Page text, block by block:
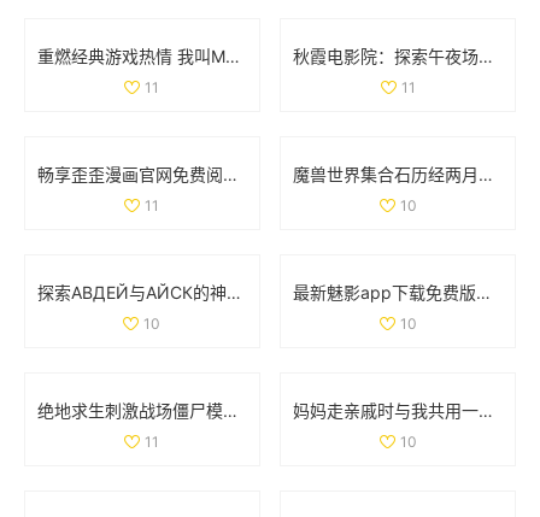
重燃经典游戏热情 我叫MT的冒险之旅再启航
11
秋霞电影院：探索午夜场次带来的独特观影体验
11
畅享歪歪漫画官网免费阅读的入口与使用指南
11
魔兽世界集合石历经两月努力 小探成功开启十门全功能
10
探索АВДЕЙ与АЙСК的神秘世界与文化魅力
10
最新魅影app下载免费版，带你体验极致影音乐趣
10
绝地求生刺激战场僵尸模式详细攻略与玩法解析
11
妈妈走亲戚时与我共用一间房子的利与弊探讨
10